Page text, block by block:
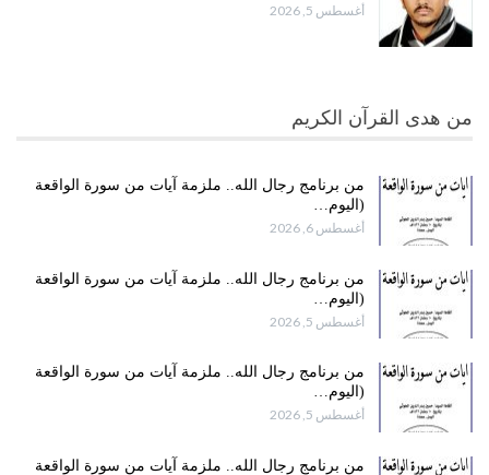
أغسطس 5, 2026
من هدى القرآن الكريم
من برنامج رجال الله.. ملزمة آيات من سورة الواقعة
(اليوم…
أغسطس 6, 2026
من برنامج رجال الله.. ملزمة آيات من سورة الواقعة
(اليوم…
أغسطس 5, 2026
من برنامج رجال الله.. ملزمة آيات من سورة الواقعة
(اليوم…
أغسطس 5, 2026
من برنامج رجال الله.. ملزمة آيات من سورة الواقعة